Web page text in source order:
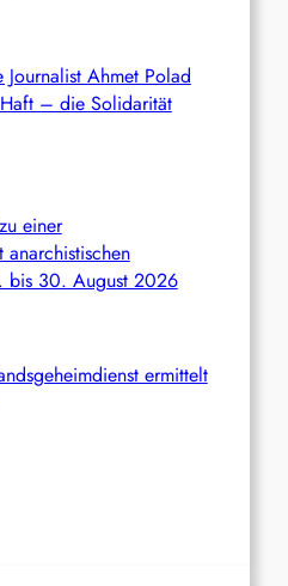
Ahmet Polad
– die Solidarität
einer
bis 30. August 2026
ermittelt